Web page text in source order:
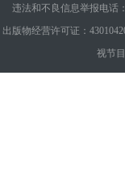
违法和不良信息举报电话
出版物经营许可证：
视节